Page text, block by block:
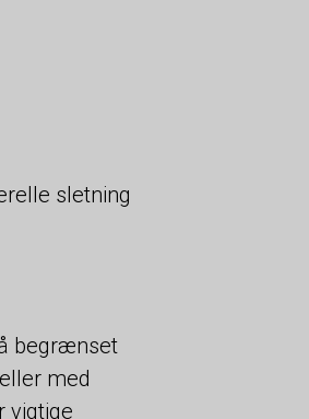
sletning
begrænset
med
vigtige